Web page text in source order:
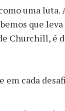
uma luta.
que
Churchill, é
em cada